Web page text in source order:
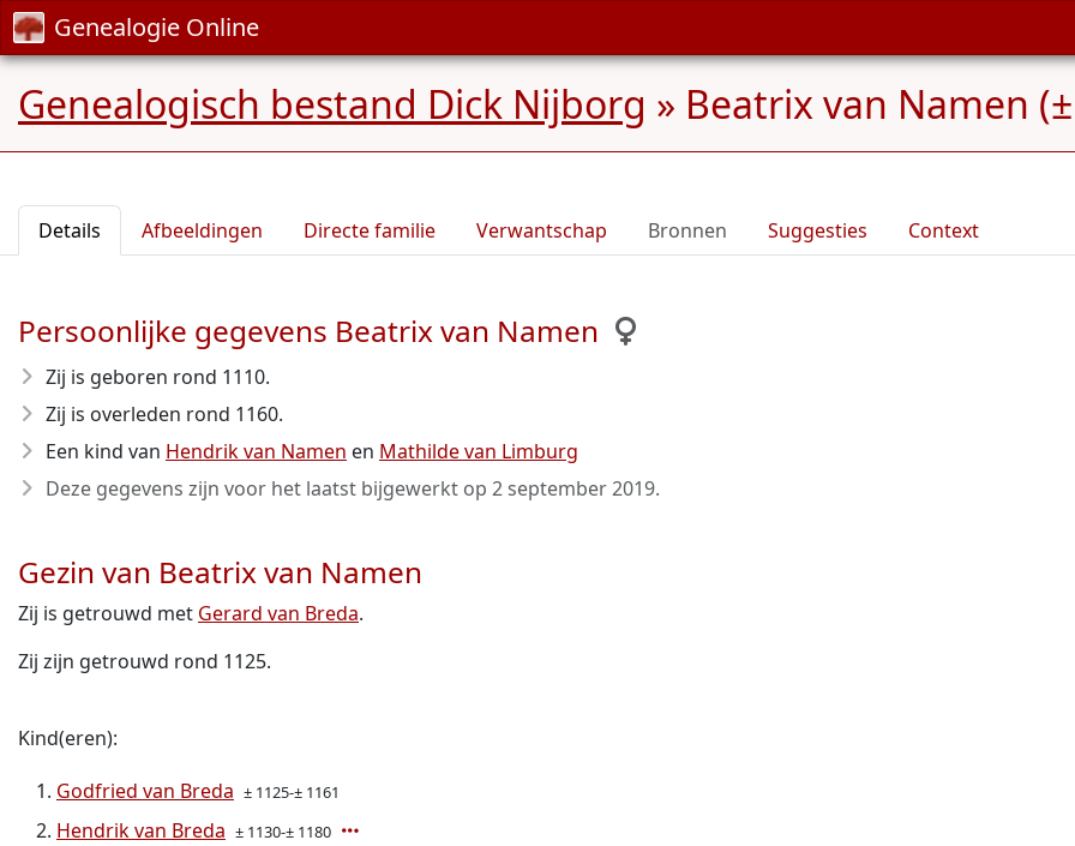
Genealogie Online
Genealogisch bestand Dick Nijborg » Beatrix van Namen
Details Afbeeldingen Directe familie Verwantschap Bronnen Suggesties Context
Persoonlijke gegevens Beatrix van Namen
Zij is geboren rond 1110.
Zij is overleden rond 1160.
Een kind van Hendrik van Namen en Mathilde van Limburg
Deze gegevens zijn voor het laatst bijgewerkt op 2 september 2019.
Gezin van Beatrix van Namen
Zij is getrouwd met Gerard van Breda.
Zij zijn getrouwd rond 1125.
Kind(eren):
Godfried van Breda ± 1125-± 1161
Hendrik van Breda ± 1130-± 1180